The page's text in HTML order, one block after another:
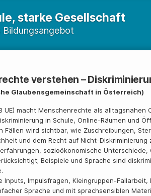
starke Gesellschaft
Bildungsangebot
verstehen –
Glaubensgemeinschaft in Österreich)
UE) macht Menschenrechte als
in Schule, Online-Räumen und
Fällen wird sichtbar, wie Zuschreibungen,
und dem Recht auf Nicht-
sozioökonomische
Beispiele und Sprache sind
Inputs, Impulsfragen, Kleingruppen-
Sprache und mit sprachsensiblen